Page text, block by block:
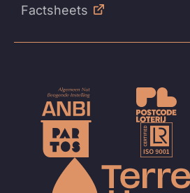
Factsheets